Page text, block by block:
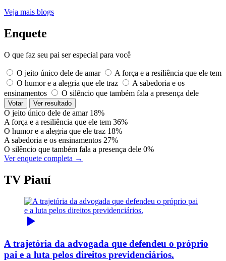
Veja mais blogs
Enquete
O que faz seu pai ser especial para você
O jeito único dele de amar
A força e a resiliência que ele tem
O humor e a alegria que ele traz
A sabedoria e os
ensinamentos
O silêncio que também fala a presença dele
Votar Ver resultado
O jeito único dele de amar 18%
A força e a resiliência que ele tem 36%
O humor e a alegria que ele traz 18%
A sabedoria e os ensinamentos 27%
O silêncio que também fala a presença dele 0%
Ver enquete completa →
TV Piauí
A trajetória da advogada que defendeu o próprio
pai e a luta pelos direitos previdenciários.